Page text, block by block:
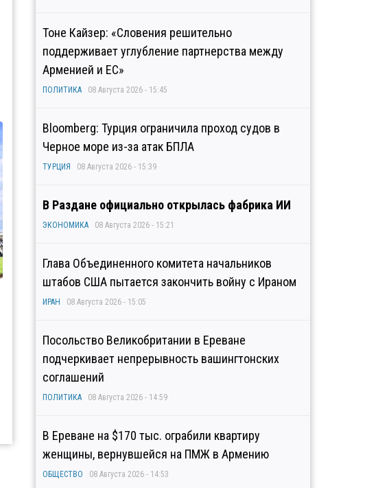
Тоне Кайзер: «Словения решительно
поддерживает углубление партнерства между
Арменией и ЕС»
ПОЛИТИКА 08 Августа 2026 - 15:45
Bloomberg: Турция ограничила проход судов в
Черное море из-за атак БПЛА
ТУРЦИЯ 08 Августа 2026 - 15:39
В Раздане официально открылась фабрика ИИ
ЭКОНОМИКА 08 Августа 2026 - 15:21
Глава Объединенного комитета начальников
штабов США пытается закончить войну с Ираном
ИРАН 08 Августа 2026 - 15:05
Посольство Великобритании в Ереване
подчеркивает непрерывность вашингтонских
соглашений
ПОЛИТИКА 08 Августа 2026 - 14:59
В Ереване на $170 тыс. ограбили квартиру
женщины, вернувшейся на ПМЖ в Армению
ОБЩЕСТВО 08 Августа 2026 - 14:53